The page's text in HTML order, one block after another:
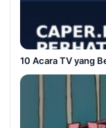
10 Acara TV yang